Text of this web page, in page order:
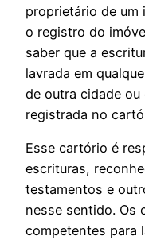
proprietário de um
o registro do
saber que a
lavrada em
de outra cidade
registrada no
Esse cartório é
escrituras,
testamentos e
nesse sentido. Os
competentes para